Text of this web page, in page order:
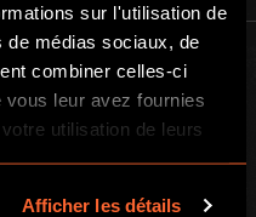
sur l'utilisation de
de médias sociaux, de
combiner celles-ci
leur avez fournies
utilisation de leurs
Afficher les détails
10856646